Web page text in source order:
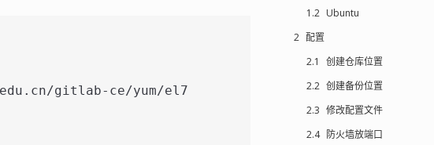
gitlab-ce/yum/el7
1.2 Ubuntu
2 配置
2.1
创建仓库位置
2.2 创建备份位置
2.3 修改配置文件
2.4 防火墙放端口